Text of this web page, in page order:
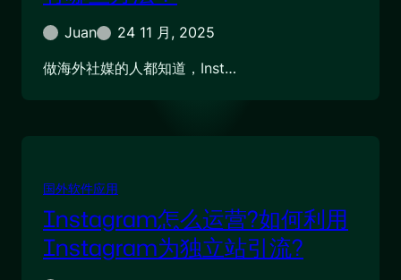
Juan
24 11 月, 2025
做海外社媒的人都知道，Inst…
国外软件应用
Instagram怎么运营?如何利用
Instagram为独立站引流?